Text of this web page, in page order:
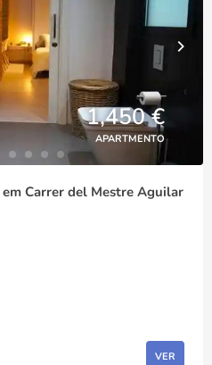
1,450 €
APARTMENTO
Carrer del Mestre Aguilar
VER